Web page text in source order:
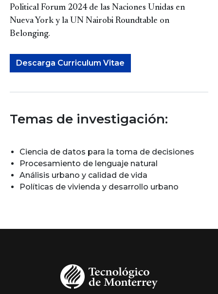
Political Forum 2024 de las Naciones Unidas en
Nueva York y la UN Nairobi Roundtable on
Belonging.
Descarga Curriculum Vitae
Temas de investigación:
Ciencia de datos para la toma de decisiones
Procesamiento de lenguaje natural
Análisis urbano y calidad de vida
Políticas de vivienda y desarrollo urbano